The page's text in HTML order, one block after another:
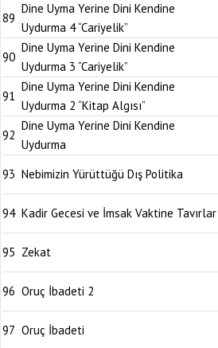
89
Dine Uyma Yerine Dini Kendine
Uydurma 4 “Cariyelik”
90
Dine Uyma Yerine Dini Kendine
Uydurma 3 “Cariyelik”
91
Dine Uyma Yerine Dini Kendine
Uydurma 2 “Kitap Algısı”
92
Dine Uyma Yerine Dini Kendine
Uydurma
93 Nebimizin Yürüttüğü Dış Politika
94 Kadir Gecesi ve İmsak Vaktine Tavırlar
95 Zekat
96 Oruç İbadeti 2
97 Oruç İbadeti